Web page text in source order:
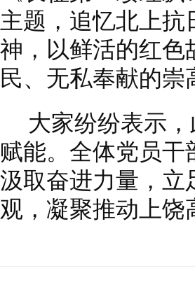
主题，追忆北上
神，以鲜活的红色
民、无私奉献的
大家纷纷表示
赋能。全体党员
汲取奋进力量，立
观，凝聚推动上饶